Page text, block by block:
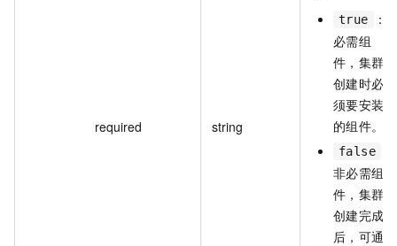
required string
true
：
必需组
件，集群
创建时必
须要安装
的组件。
false
非必需组
件，集群
创建完成
后，可通